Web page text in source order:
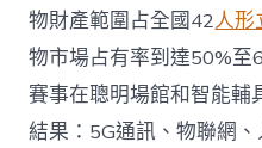
物財產範圍占全國42人形
物市場占有率到達50%至
賽事在聰明場館和智能輔
結果：5G通訊、物聯網